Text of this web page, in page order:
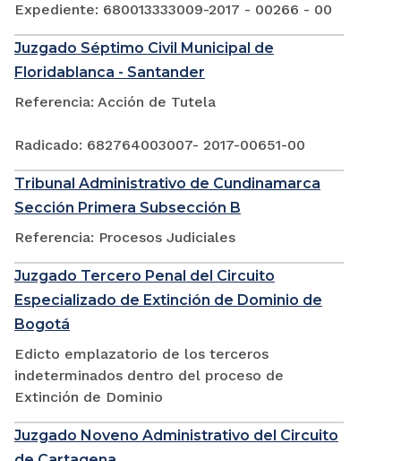
Expediente: 680013333009-2017 - 00266 - 00
Juzgado Séptimo Civil Municipal de
Floridablanca - Santander
Referencia: Acción de Tutela
Radicado: 682764003007- 2017-00651-00
Tribunal Administrativo de Cundinamarca
Sección Primera Subsección B
Referencia: Procesos Judiciales
Juzgado Tercero Penal del Circuito
Especializado de Extinción de Dominio de
Bogotá
Edicto emplazatorio de los terceros
indeterminados dentro del proceso de
Extinción de Dominio
Juzgado Noveno Administrativo del Circuito